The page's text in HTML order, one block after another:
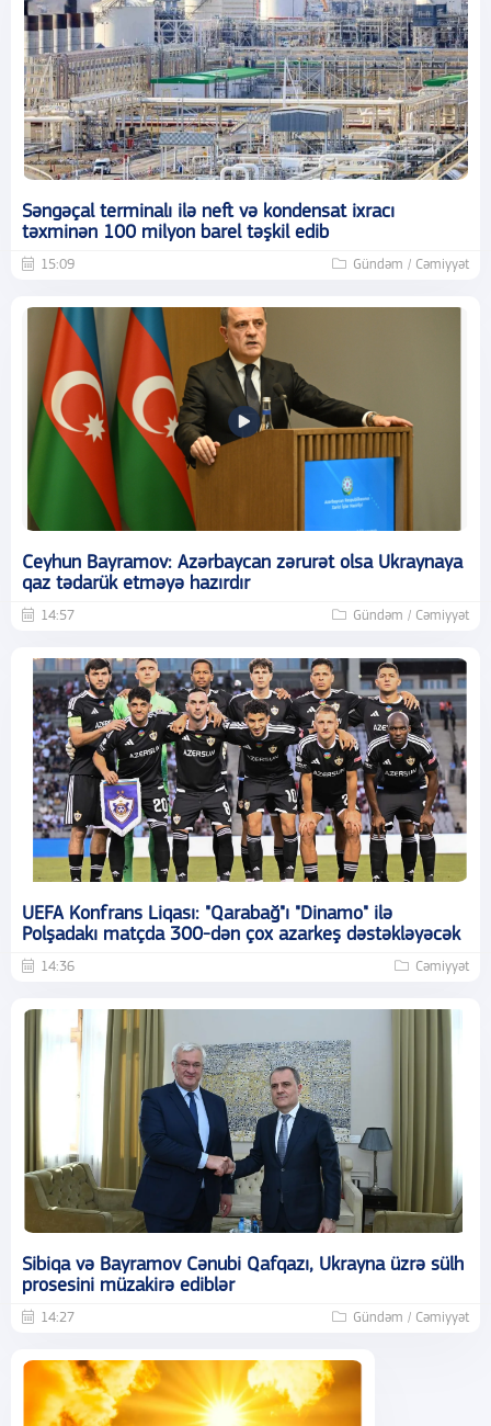
Səngəçal terminalı ilə neft və kondensat ixracı
təxminən 100 milyon barel təşkil edib
15:09 Gündəm / Cəmiyyət
Ceyhun Bayramov: Azərbaycan zərurət olsa Ukraynaya
qaz tədarük etməyə hazırdır
14:57 Gündəm / Cəmiyyət
UEFA Konfrans Liqası: "Qarabağ"ı "Dinamo" ilə
Polşadakı matçda 300-dən çox azarkeş dəstəkləyəcək
14:36 Cəmiyyət
Sibiqa və Bayramov Cənubi Qafqazı, Ukrayna üzrə sülh
prosesini müzakirə ediblər
14:27 Gündəm / Cəmiyyət